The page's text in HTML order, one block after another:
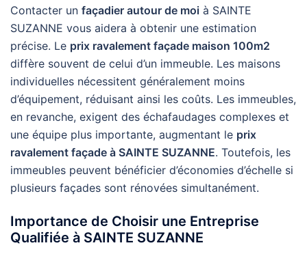
Contacter un façadier autour de moi à SAINTE
SUZANNE vous aidera à obtenir une estimation
précise. Le prix ravalement façade maison 100m2
diffère souvent de celui d’un immeuble. Les maisons
individuelles nécessitent généralement moins
d’équipement, réduisant ainsi les coûts. Les immeubles,
en revanche, exigent des échafaudages complexes et
une équipe plus importante, augmentant le prix
ravalement façade à SAINTE SUZANNE. Toutefois, les
immeubles peuvent bénéficier d’économies d’échelle si
plusieurs façades sont rénovées simultanément.
Importance de Choisir une Entreprise
Qualifiée à SAINTE SUZANNE